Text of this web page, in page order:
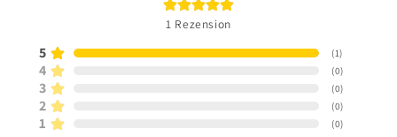
1 Rezension
5 (1)
4 (0)
3 (0)
2 (0)
1 (0)